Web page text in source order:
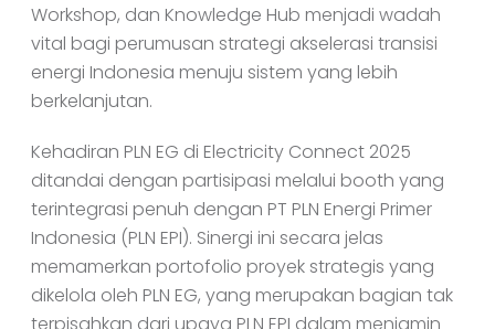
Workshop, dan Knowledge Hub menjadi wadah
vital bagi perumusan strategi akselerasi transisi
energi Indonesia menuju sistem yang lebih
berkelanjutan.
Kehadiran PLN EG di Electricity Connect 2025
ditandai dengan partisipasi melalui booth yang
terintegrasi penuh dengan PT PLN Energi Primer
Indonesia (PLN EPI). Sinergi ini secara jelas
memamerkan portofolio proyek strategis yang
dikelola oleh PLN EG, yang merupakan bagian tak
terpisahkan dari upaya PLN EPI dalam menjamin